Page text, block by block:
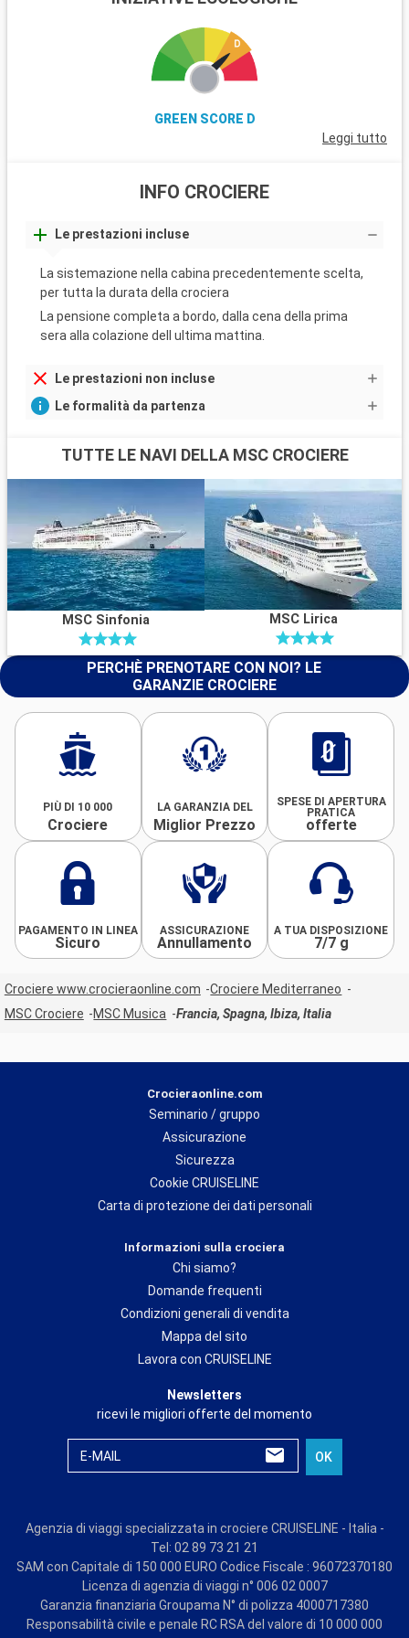
GREEN SCORE D
Leggi tutto
INFO CROCIERE
Le prestazioni incluse
La sistemazione nella cabina precedentemente scelta,
per tutta la durata della crociera
La pensione completa a bordo, dalla cena della prima
sera alla colazione dell ultima mattina.
Le prestazioni non incluse
Le formalità da partenza
TUTTE LE NAVI DELLA MSC CROCIERE
MSC Sinfonia MSC Lirica
PERCHÈ PRENOTARE CON NOI? LE
GARANZIE CROCIERE
PIÙ DI 10 000
Crociere
LA GARANZIA DEL
Miglior Prezzo
SPESE DI APERTURA
PRATICA
offerte
PAGAMENTO IN LINEA
Sicuro
ASSICURAZIONE
Annullamento
A TUA DISPOSIZIONE
7/7 g
Crociere www.crocieraonline.com
Crociere Mediterraneo
MSC Crociere
MSC Musica Francia, Spagna, Ibiza, Italia
Crocieraonline.com
Seminario / gruppo
Assicurazione
Sicurezza
Cookie CRUISELINE
Carta di protezione dei dati personali
Informazioni sulla crociera
Chi siamo?
Domande frequenti
Condizioni generali di vendita
Mappa del sito
Lavora con CRUISELINE
Newsletters
ricevi le migliori offerte del momento
E-MAIL OK
Agenzia di viaggi specializzata in crociere CRUISELINE - Italia -
Tel: 02 89 73 21 21
SAM con Capitale di 150 000 EURO Codice Fiscale : 96072370180
Licenza di agenzia di viaggi n° 006 02 0007
Garanzia finanziaria Groupama N° di polizza 4000717380
Responsabilità civile e penale RC RSA del valore di 10 000 000